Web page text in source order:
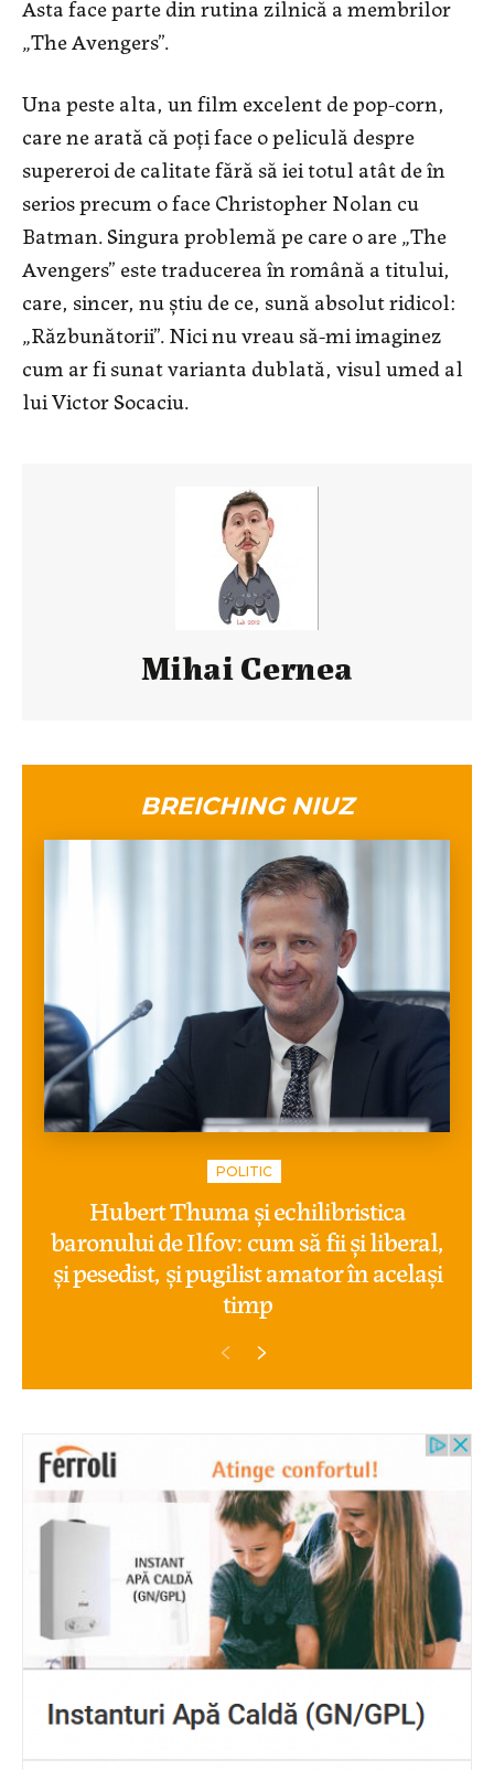
Asta face parte din rutina zilnică a membrilor
„The Avengers”.
Una peste alta, un film excelent de pop-corn,
care ne arată că poți face o peliculă despre
supereroi de calitate fără să iei totul atât de în
serios precum o face Christopher Nolan cu
Batman. Singura problemă pe care o are „The
Avengers” este traducerea în română a titului,
care, sincer, nu știu de ce, sună absolut ridicol:
„Răzbunătorii”. Nici nu vreau să-mi imaginez
cum ar fi sunat varianta dublată, visul umed al
lui Victor Socaciu.
Mihai Cernea
BREICHING NIUZ
POLITIC
Hubert Thuma și echilibristica
baronului de Ilfov: cum să fii și liberal,
și pesedist, și pugilist amator în același
timp